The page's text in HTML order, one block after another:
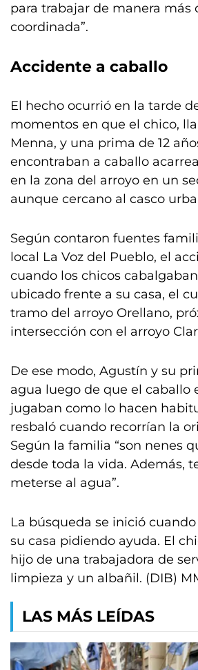
para trabajar de manera más
coordinada”.
Accidente a caballo
El hecho ocurrió en la tarde
momentos en que el chico,
Menna, y una prima de 12
encontraban a caballo
en la zona del arroyo en un
aunque cercano al casco
Según contaron fuentes
local La Voz del Pueblo, el
cuando los chicos
ubicado frente a su casa, el
tramo del arroyo Orellano,
intersección con el arroyo
De ese modo, Agustín y su
agua luego de que el caballo
jugaban como lo hacen
resbaló cuando recorrían la
Según la familia “son nenes
desde toda la vida. Además,
meterse al agua”.
La búsqueda se inició
su casa pidiendo ayuda. El
hijo de una trabajadora de
limpieza y un albañil. (DIB)
LAS MÁS LEÍDAS